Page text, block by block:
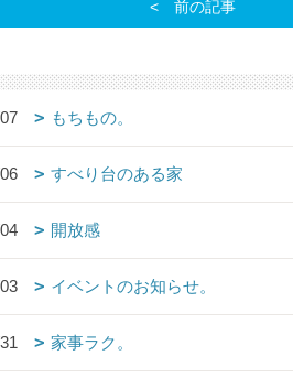
前の記事
もちもの。
すべり台のある家
開放感
イベントのお知らせ。
家事ラク。